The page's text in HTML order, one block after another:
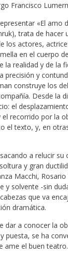
Francisco
«El amo
trata de hacer
los actores,
en el cuerpo
la realidad y de la
precisión y
construye los
Desde la
el
recorrido por la
el texto, y, en
a relucir su
y gran
Macchi, Rosario
y solvente -sin
que va
dramática.
dar a conocer la
puesta, se ha
ame el buen teatro.